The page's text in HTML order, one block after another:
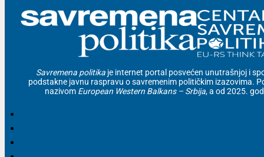
Savremena politika je internet portal posvećen unutrašnjoj i
podstakne javnu raspravu o savremenim političkim izazovima.
nazivom European Western Balkans – Srbija, a od 2025.